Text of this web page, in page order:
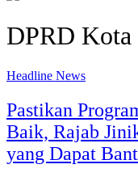
DPRD
Headline News
Pastikan
Baik, Rajab
yang Dapat